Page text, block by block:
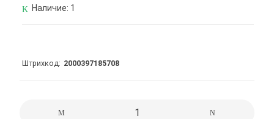
Наличие: 1
Штрихкод 2000397185708